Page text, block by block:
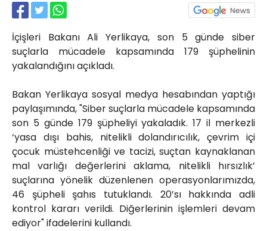
İçişleri Bakanı Ali Yerlikaya, son 5 günde siber
suçlarla mücadele kapsamında 179 şüphelinin
yakalandığını açıkladı.
Bakan Yerlikaya sosyal medya hesabından yaptığı
paylaşımında, "Siber suçlarla mücadele kapsamında
son 5 günde 179 şüpheliyi yakaladık. 17 il merkezli
‘yasa dışı bahis, nitelikli dolandırıcılık, çevrim içi
çocuk müstehcenliği ve tacizi, suçtan kaynaklanan
mal varlığı değerlerini aklama, nitelikli hırsızlık’
suçlarına yönelik düzenlenen operasyonlarımızda,
46 şüpheli şahıs tutuklandı. 20’sı hakkında adli
kontrol kararı verildi. Diğerlerinin işlemleri devam
ediyor" ifadelerini kullandı.
Akkavaklar Caddesi No:17/4 İzmit-
KOCAELİ